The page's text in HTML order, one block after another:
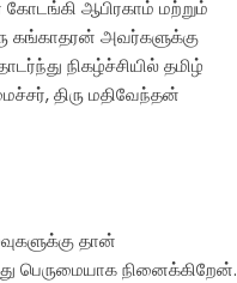
கோடங்கி ஆபிரகாம் மற்றும்
கங்காதரன் அவர்களுக்கு
நிகழ்ச்சியில் தமிழ்
திரு மதிவேந்தன்
தான்
பெருமையாக நினைக்கிறேன்.